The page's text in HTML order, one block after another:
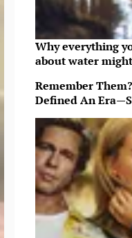
Why everything
about water
Remember
Defined An